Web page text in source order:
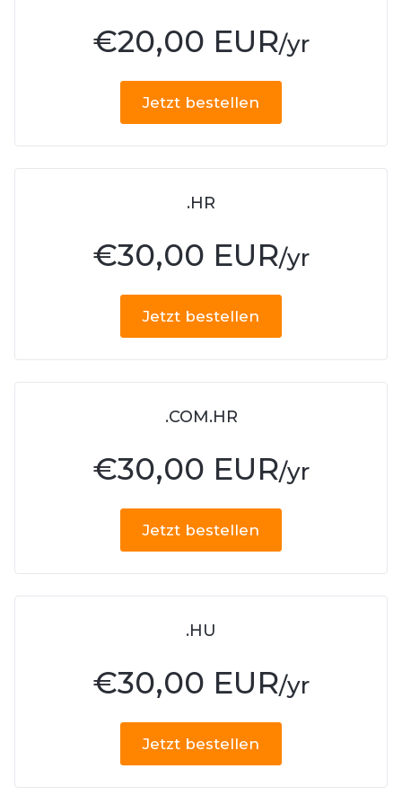
€20,00 EUR/yr
Jetzt bestellen
.HR
€30,00 EUR/yr
Jetzt bestellen
.COM.HR
€30,00 EUR/yr
Jetzt bestellen
.HU
€30,00 EUR/yr
Jetzt bestellen